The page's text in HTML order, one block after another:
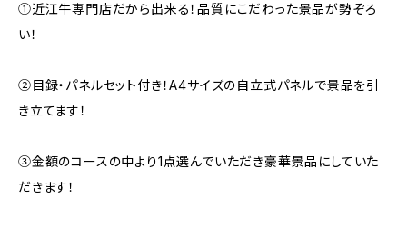
①近江牛専門店だから出来る！品質にこだわった景品が勢ぞろ
い！
②目録・パネルセット付き！A4サイズの自立式パネルで景品を引
き立てます！
③金額のコースの中より1点選んでいただき豪華景品にしていた
だきます！